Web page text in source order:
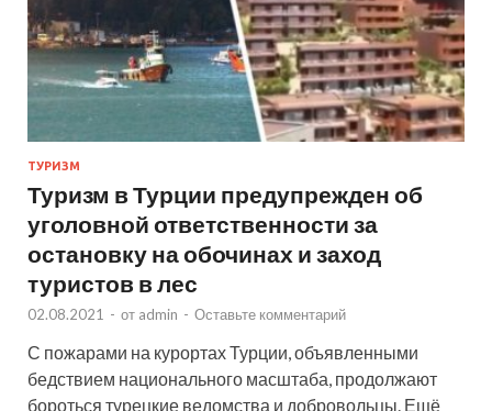
ТУРИЗМ
Туризм в Турции предупрежден об
уголовной ответственности за
остановку на обочинах и заход
туристов в лес
02.08.2021 - от admin - Оставьте комментарий
С пожарами на курортах Турции, объявленными
бедствием национального масштаба, продолжают
бороться турецкие ведомства и добровольцы. Ещё